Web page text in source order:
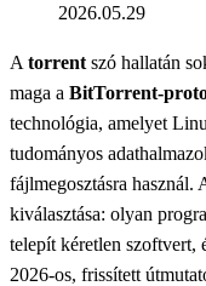
2026.05.29
A torrent szó hallatán
maga a BitTorrent-
technológia, amelyet
tudományos
fájlmegosztásra használ.
kiválasztása: olyan
telepít kéretlen szoftvert,
2026-os, frissített